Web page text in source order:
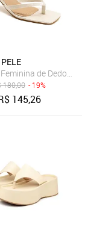
9100 Off White
de Dedo
180,00 - 19%
145,26